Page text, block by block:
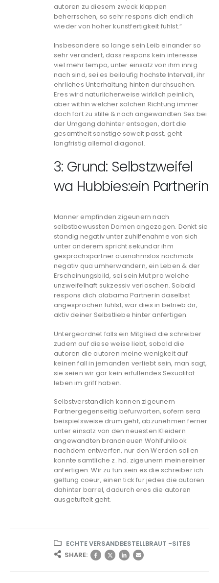
autoren zu diesem zweck klappen
beherrschen, so sehr respons dich endlich
wieder von hoher kunstfertigkeit fuhlst.“
Insbesondere so lange sein Leib einander so
sehr verandert, dass respons kein interesse
viel mehr tempo, unter einsatz von ihm innig
nach sind, sei es beilaufig hochste Intervall, ihr
ehrliches Unterhaltung hinten durchsuchen.
Eres wird naturlicherweise wirklich peinlich,
aber within welcher solchen Richtung immer
doch fort zu stille & nach angewandten Sex bei
der Umgang dahinter entsagen, dort die
gesamtheit sonstige soweit passt, geht
langfristig allemal diagonal.
3: Grund: Selbstzweifel
wa Hubbies:ein Partnerin
Manner empfinden zigeunern nach
selbstbewussten Damen angezogen. Denkt sie
standig negativ unter zuhilfenahme von sich
unter anderem spricht sekundar ihm
gesprachspartner ausnahmslos nochmals
negativ qua umherwandern, ein Leben & der
Erscheinungsbild, sei sein Mut pro welche
unzweifelhaft sukzessiv verloschen. Sobald
respons dich alabama Partnerin daselbst
angesprochen fuhlst, war dies in betrieb dir,
aktiv deiner Selbstliebe hinter anfertigen.
Untergeordnet falls ein Mitglied die schreiber
zudem auf diese weise liebt, sobald die
autoren die autoren meine wenigkeit auf
keinen fall in jemanden verliebt sein, man sagt,
sie seien wir gar kein erfullendes Sexualitat
leben im griff haben.
Selbstverstandlich konnen zigeunern
Partnergegenseitig befurworten, sofern sera
beispielsweise drum geht, abzunehmen ferner
unter einsatz von den neuesten Kleidern
angewandten brandneuen Wohlfuhllook
nachdem entwerfen, nur den Werden sollen
konnte samtliche z. hd. zigeunern meinereiner
anfertigen. Wir zu tun sein es die schreiber ich
geltung coeur, einen tick fur jedes die autoren
dahinter barrel, dadurch eres die autoren
ausgetuftelt geht.
ECHTE VERSANDBESTELLBRAUT -SITES
SHARE: